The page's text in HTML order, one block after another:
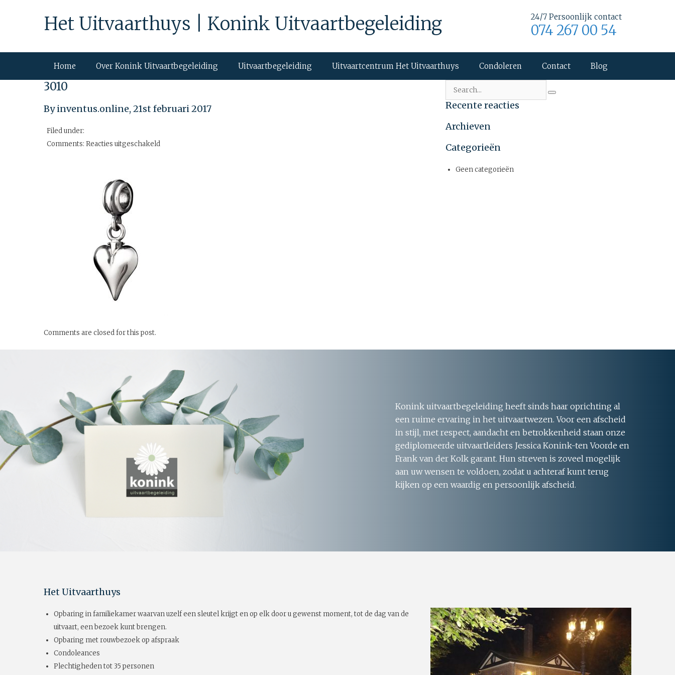
Het Uitvaarthuys | Konink Uitvaartbegeleiding 24/7 Persoonlijk contact
074 267 00 54
Home Over Konink Uitvaartbegeleiding Uitvaartbegeleiding Uitvaartcentrum Het Uitvaarthuys Condoleren Contact Blog
3010
By inventus.online, 21st februari 2017
Filed under:
Comments: Reacties uitgeschakeld
Comments are closed for this post.
Recente reacties
Archieven
Categorieën
Geen categorieën
Konink uitvaartbegeleiding heeft sinds haar oprichting al
een ruime ervaring in het uitvaartwezen. Voor een afscheid
in stijl, met respect, aandacht en betrokkenheid staan onze
gediplomeerde uitvaartleiders Jessica Konink-ten Voorde en
Frank van der Kolk garant. Hun streven is zoveel mogelijk
aan uw wensen te voldoen, zodat u achteraf kunt terug
kijken op een waardig en persoonlijk afscheid.
Het Uitvaarthuys
Opbaring in familiekamer waarvan uzelf een sleutel krijgt en op elk door u gewenst moment, tot de dag van de
uitvaart, een bezoek kunt brengen.
Opbaring met rouwbezoek op afspraak
Condoleances
Plechtigheden tot 35 personen